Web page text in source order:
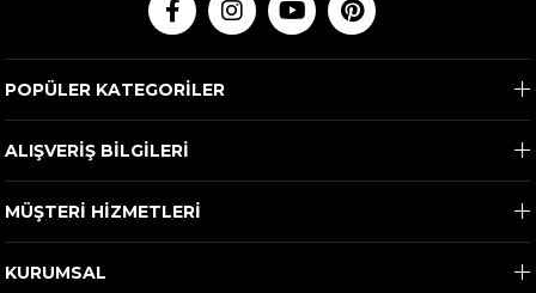
POPÜLER KATEGORİLER
ALIŞVERİŞ BİLGİLERİ
MÜŞTERİ HİZMETLERİ
KURUMSAL